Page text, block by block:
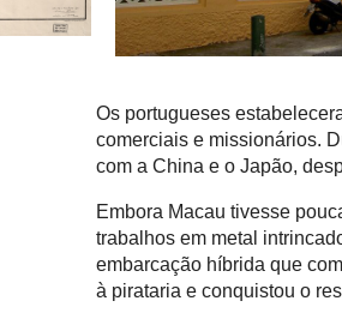
Os portugueses
comerciais e missionários.
com a China e o Japão,
Embora Macau tivesse
trabalhos em metal
embarcação híbrida que
à pirataria e conquistou o